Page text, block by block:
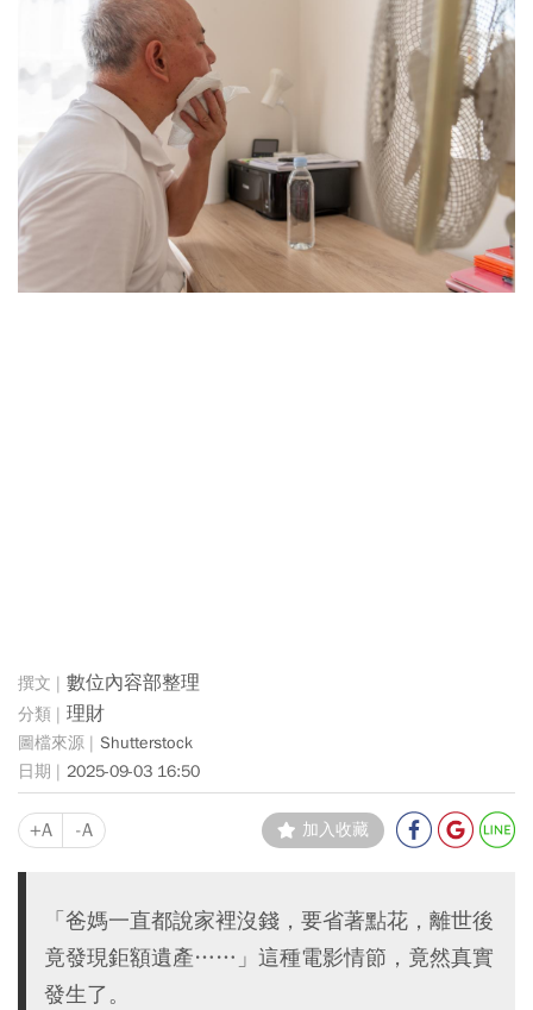
數位內容部整理
理財
Shutterstock
2025-09-03 16:50
+A -A 加入收藏
「爸媽一直都說家裡沒錢，要省著點花，離世後
竟發現鉅額遺產……」這種電影情節，竟然真實
發生了。